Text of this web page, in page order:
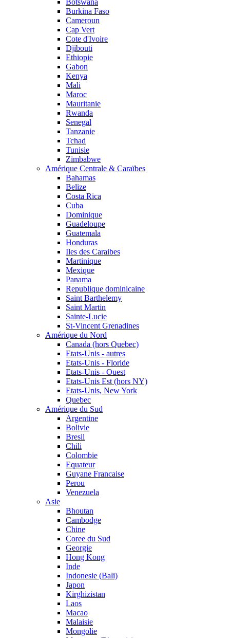
Botswana
Burkina Faso
Cameroun
Cap Vert
Cote d'Ivoire
Djibouti
Ethiopie
Gabon
Kenya
Mali
Maroc
Mauritanie
Rwanda
Senegal
Tanzanie
Tchad
Tunisie
Zimbabwe
Amérique Centrale & Caraïbes
Bahamas
Belize
Costa Rica
Cuba
Dominique
Guadeloupe
Guatemala
Honduras
Iles des Caraibes
Martinique
Mexique
Panama
Republique dominicaine
Saint Barthelemy
Saint Martin
Sainte-Lucie
St-Vincent Grenadines
Amérique du Nord
Canada (hors Quebec)
Etats-Unis - autres
Etats-Unis - Floride
Etats-Unis - Ouest
Etats-Unis Est (hors NY)
Etats-Unis, New York
Quebec
Amérique du Sud
Argentine
Bolivie
Bresil
Chili
Colombie
Equateur
Guyane Francaise
Perou
Venezuela
Asie
Bhoutan
Cambodge
Chine
Coree du Sud
Georgie
Hong Kong
Inde
Indonesie (Bali)
Japon
Kirghizistan
Laos
Macao
Malaisie
Mongolie